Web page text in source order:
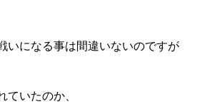
いになる事は間違いないのですが
いたのか、